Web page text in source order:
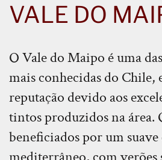
VALE DO
O Vale do Maipo é uma
mais conhecidas do Chile,
reputação devido aos
tintos produzidos na área.
beneficiados por um